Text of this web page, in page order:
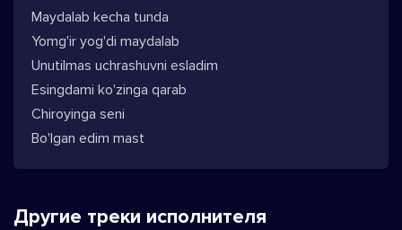
Maydalab kecha tunda
Yomg'ir yog'di maydalab
Unutilmas uchrashuvni esladim
Esingdami ko'zinga qarab
Chiroyinga seni
Bo'lgan edim mast
Другие треки исполнителя